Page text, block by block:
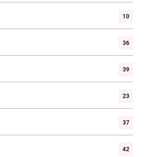
10
36
39
23
37
42